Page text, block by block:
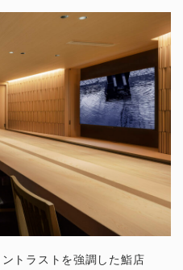
トラストを強調した鮨店